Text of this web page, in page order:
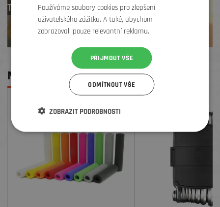
TREK zdarma
MOHLO BY SE VÁM LÍBIT
Používáme soubory cookies pro zlepšení
uživatelského zážitku. A také, abychom
zobrazovali pouze relevantní reklamu.
PŘIJMOUT VŠE
ODMÍTNOUT VŠE
ZOBRAZIT PODROBNOSTI